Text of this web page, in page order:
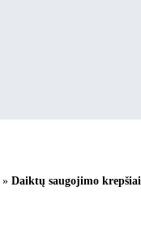
» Daiktų saugojimo krepšiai